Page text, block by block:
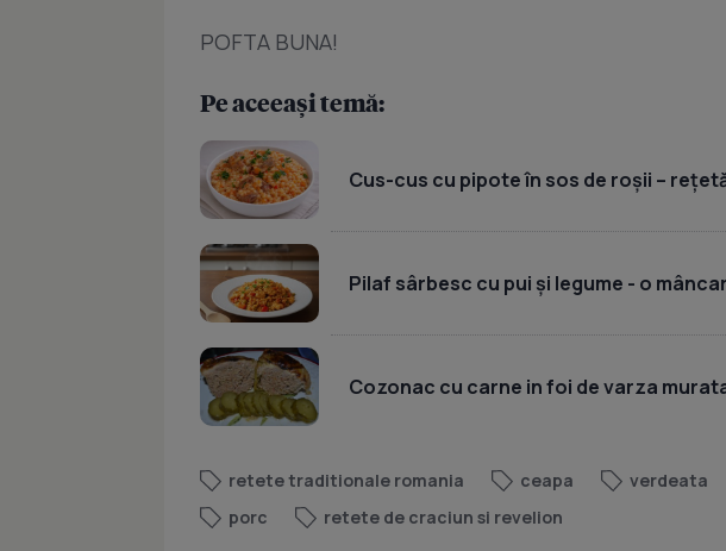
POFTA BUNA!
Pe aceeași temă:
Cus-cus cu pipote în sos de roșii –
Pilaf sârbesc cu pui și legume - o
Cozonac cu carne in foi de varza
retete traditionale romania ceapa verdeata
porc
retete de craciun si revelion